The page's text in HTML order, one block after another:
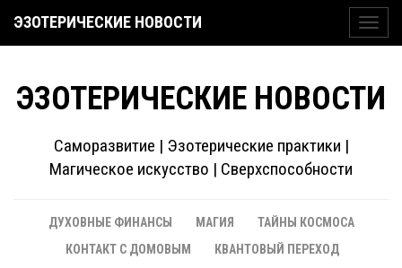
ЭЗОТЕРИЧЕСКИЕ НОВОСТИ
ЭЗОТЕРИЧЕСКИЕ НОВОСТИ
Саморазвитие | Эзотерические практики |
Магическое искусство | Сверхспособности
ДУХОВНЫЕ ФИНАНСЫ МАГИЯ
ТАЙНЫ КОСМОСА
КОНТАКТ С ДОМОВЫМ
КВАНТОВЫЙ ПЕРЕХОД